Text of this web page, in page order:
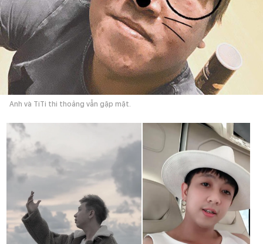
Anh và TiTi thi thoảng vẫn gặp mặt.